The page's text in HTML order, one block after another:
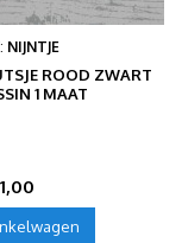
NIJNTJE
ROOD ZWART
1 MAAT